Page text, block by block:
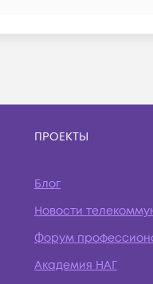
ПРОЕКТЫ
Блог
Новости
Форум
Академия НАГ